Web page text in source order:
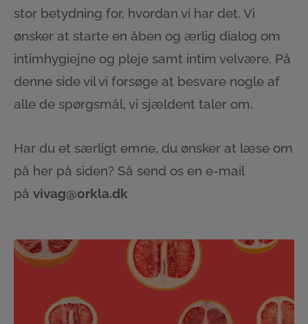
stor betydning for, hvordan vi har det. Vi
ønsker at starte en åben og ærlig dialog om
intimhygiejne og pleje samt intim velvære. På
denne side vil vi forsøge at besvare nogle af
alle de spørgsmål, vi sjældent taler om.
Har du et særligt emne, du ønsker at læse om
på her på siden? Så send os en e-mail
på vivag@orkla.dk